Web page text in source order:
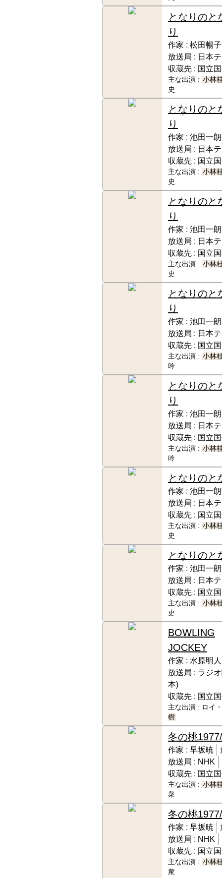
となりのと
り
作家 : 松田暢子
放送局 : 日本
収蔵先 : 国立
主な出演 : 小林
史
となりのと
り
作家 : 池田一朗
放送局 : 日本
収蔵先 : 国立
主な出演 : 小林
史
となりのと
り
作家 : 池田一朗
放送局 : 日本
収蔵先 : 国立
主な出演 : 小林
史
となりのと
り
作家 : 池田一朗
放送局 : 日本
収蔵先 : 国立
主な出演 : 小林
吟
となりのと
り
作家 : 池田一朗
放送局 : 日本
収蔵先 : 国立
主な出演 : 小林
吟
となりのと
作家 : 池田一朗
放送局 : 日本
収蔵先 : 国立
主な出演 : 小林
史
となりのと
作家 : 池田一朗
放送局 : 日本
収蔵先 : 国立
主な出演 : 小林
史
BOWLING
JOCKEY
作家 : 水原明人
放送局 : ラジ
本)
収蔵先 : 国立
主な出演 : ロイ
樹
冬の桃
作家 : 早坂暁
放送局 : NHK
収蔵先 : 国立
主な出演 : 小林
衆
冬の桃
作家 : 早坂暁
放送局 : NHK
収蔵先 : 国立
主な出演 : 小林
衆